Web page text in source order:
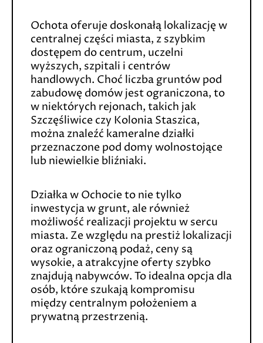
Ochota oferuje doskonałą lokalizację w
centralnej części miasta, z szybkim
dostępem do centrum, uczelni
wyższych, szpitali i centrów
handlowych. Choć liczba gruntów pod
zabudowę domów jest ograniczona, to
w niektórych rejonach, takich jak
Szczęśliwice czy Kolonia Staszica,
można znaleźć kameralne działki
przeznaczone pod domy wolnostojące
lub niewielkie bliźniaki.
Działka w Ochocie to nie tylko
inwestycja w grunt, ale również
możliwość realizacji projektu w sercu
miasta. Ze względu na prestiż lokalizacji
oraz ograniczoną podaż, ceny są
wysokie, a atrakcyjne oferty szybko
znajdują nabywców. To idealna opcja dla
osób, które szukają kompromisu
między centralnym położeniem a
prywatną przestrzenią.